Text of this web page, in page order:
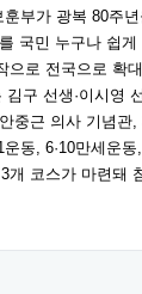
부가 광복 80주
국민 누구나 쉽
으로 전국으로 확
구 선생·이시영
중근 의사 기념관,
동, 6·10만세운
개 코스가 마련돼